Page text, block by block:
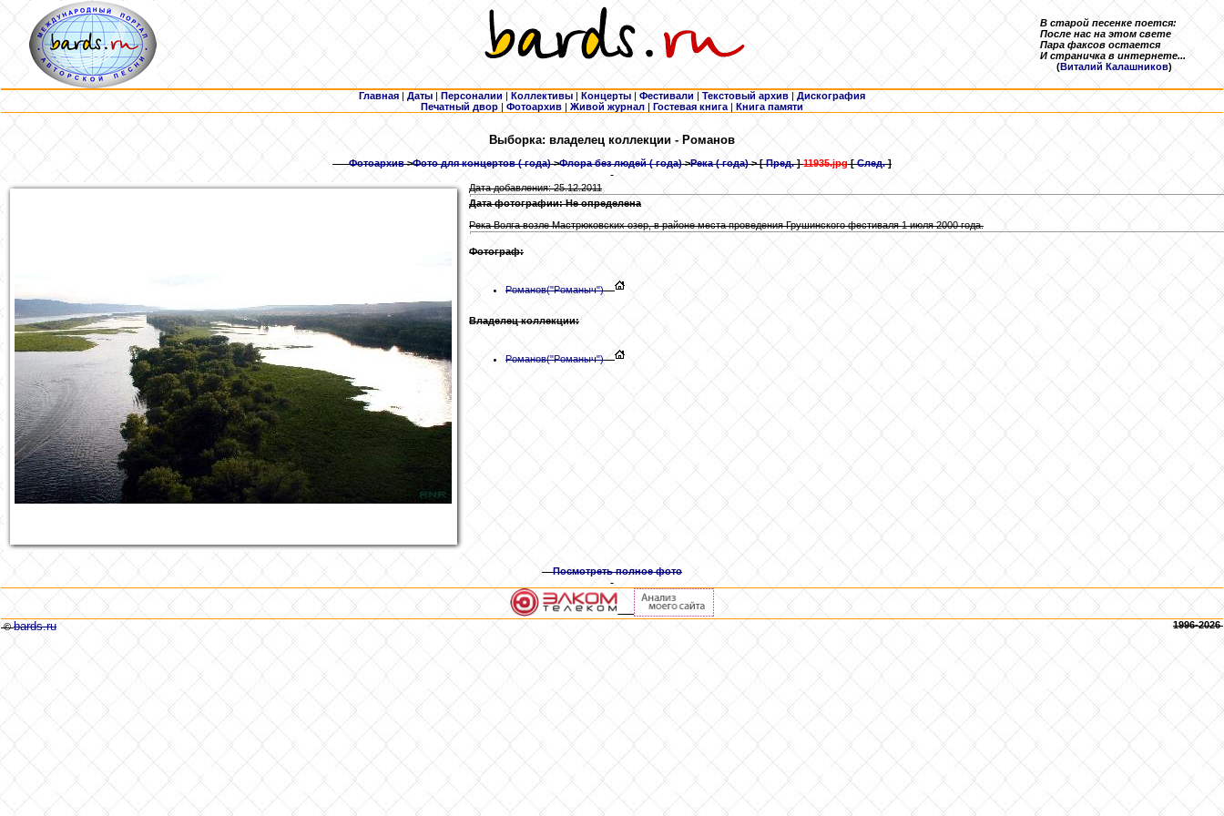
В старой песенке поется:
После нас на этом свете
Пара факсов остается
И страничка в интернете...
(Виталий Калашников)
Главная | Даты | Персоналии | Коллективы | Концерты | Фестивали | Текстовый архив | Дискография
Печатный двор | Фотоархив | Живой журнал |Гостевая книга | Книга памяти
Выборка: владелец коллекции - Романов
Фотоархив>Фото для концертов ( года)>Флора без людей ( года)>Река ( года)> [Пред.]11935.jpg[След.]
Дата добавления: 25.12.2011
Дата фотографии: Не определена
Река Волга возле Мастрюковских озер, в районе места проведения Грушинского фестиваля 1 июля 2000 года.
Фотограф:
Романов("Романыч")
Владелец коллекции:
Романов("Романыч")
Посмотреть полное фото
©bards.ru 1996-2026